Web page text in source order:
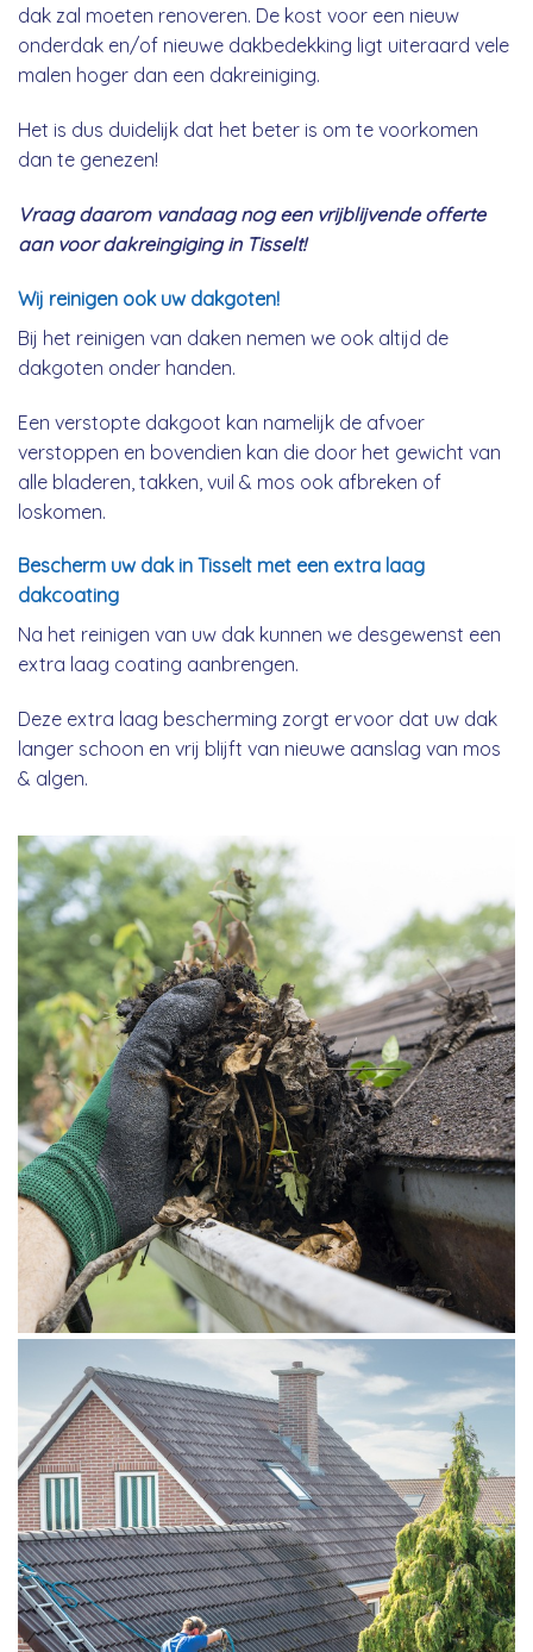
dak zal moeten renoveren. De kost voor een nieuw
onderdak en/of nieuwe dakbedekking ligt uiteraard vele
malen hoger dan een dakreiniging.
Het is dus duidelijk dat het beter is om te voorkomen
dan te genezen!
Vraag daarom vandaag nog een vrijblijvende offerte
aan voor dakreingiging in Tisselt!
Wij reinigen ook uw dakgoten!
Bij het reinigen van daken nemen we ook altijd de
dakgoten onder handen.
Een verstopte dakgoot kan namelijk de afvoer
verstoppen en bovendien kan die door het gewicht van
alle bladeren, takken, vuil & mos ook afbreken of
loskomen.
Bescherm uw dak in Tisselt met een extra laag
dakcoating
Na het reinigen van uw dak kunnen we desgewenst een
extra laag coating aanbrengen.
Deze extra laag bescherming zorgt ervoor dat uw dak
langer schoon en vrij blijft van nieuwe aanslag van mos
& algen.